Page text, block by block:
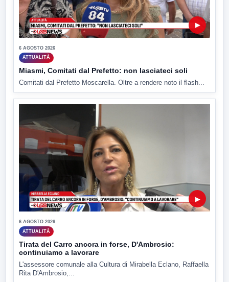
▶
6 AGOSTO 2026
ATTUALITÀ
Miasmi, Comitati dal Prefetto: non lasciateci soli
Comitati dal Prefetto Moscarella. Oltre a rendere noto il flash...
▶
6 AGOSTO 2026
ATTUALITÀ
Tirata del Carro ancora in forse, D'Ambrosio:
continuiamo a lavorare
L'assessore comunale alla Cultura di Mirabella Eclano, Raffaella
Rita D'Ambrosio,...